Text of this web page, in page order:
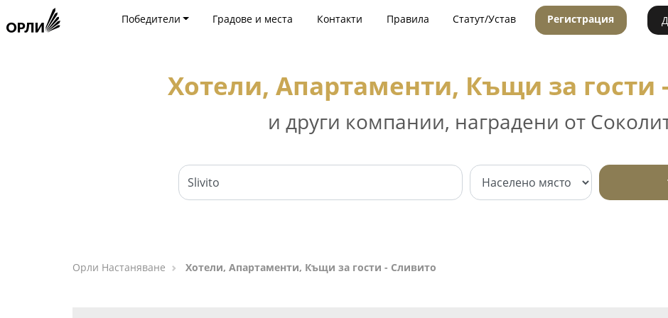
Победители Градове и места Контакти Правила Статут/Устав Регистрация
Хотели, Апартаменти, Къщи за гости
и други компании, наградени от
Орли Настаняване Хотели, Апартаменти, Къщи за гости - Сливито